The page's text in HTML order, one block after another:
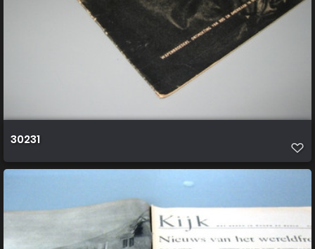
30231